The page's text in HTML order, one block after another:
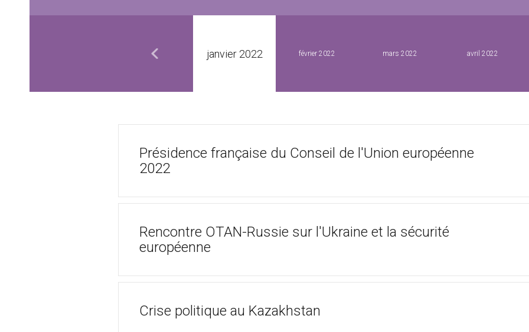
décembre 2021 janvier 2022 février 2022 mars 2022 avril 2022
Présidence française du Conseil de l'Union européenne
2022
Rencontre OTAN-Russie sur l'Ukraine et la sécurité
européenne
Crise politique au Kazakhstan